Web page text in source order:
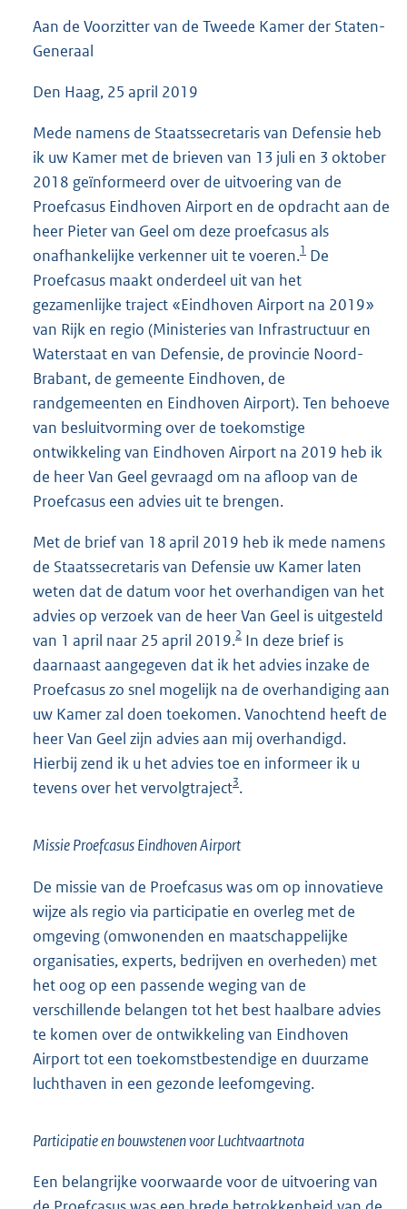
3
Aan de Voorzitter van de Tweede Kamer der Staten-
Generaal
Den Haag, 25 april 2019
Mede namens de Staatssecretaris van Defensie heb
ik uw Kamer met de brieven van 13 juli en 3 oktober
2018 geïnformeerd over de uitvoering van de
Proefcasus Eindhoven Airport en de opdracht aan de
heer Pieter van Geel om deze proefcasus als
onafhankelijke verkenner uit te voeren.1 De
Proefcasus maakt onderdeel uit van het
gezamenlijke traject «Eindhoven Airport na 2019»
van Rijk en regio (Ministeries van Infrastructuur en
Waterstaat en van Defensie, de provincie Noord-
Brabant, de gemeente Eindhoven, de
randgemeenten en Eindhoven Airport). Ten behoeve
van besluitvorming over de toekomstige
ontwikkeling van Eindhoven Airport na 2019 heb ik
de heer Van Geel gevraagd om na afloop van de
Proefcasus een advies uit te brengen.
Met de brief van 18 april 2019 heb ik mede namens
de Staatssecretaris van Defensie uw Kamer laten
weten dat de datum voor het overhandigen van het
advies op verzoek van de heer Van Geel is uitgesteld
van 1 april naar 25 april 2019.2 In deze brief is
daarnaast aangegeven dat ik het advies inzake de
Proefcasus zo snel mogelijk na de overhandiging aan
uw Kamer zal doen toekomen. Vanochtend heeft de
heer Van Geel zijn advies aan mij overhandigd.
Hierbij zend ik u het advies toe en informeer ik u
tevens over het vervolgtraject3.
Missie Proefcasus Eindhoven Airport
De missie van de Proefcasus was om op innovatieve
wijze als regio via participatie en overleg met de
omgeving (omwonenden en maatschappelijke
organisaties, experts, bedrijven en overheden) met
het oog op een passende weging van de
verschillende belangen tot het best haalbare advies
te komen over de ontwikkeling van Eindhoven
Airport tot een toekomstbestendige en duurzame
luchthaven in een gezonde leefomgeving.
Participatie en bouwstenen voor Luchtvaartnota
Een belangrijke voorwaarde voor de uitvoering van